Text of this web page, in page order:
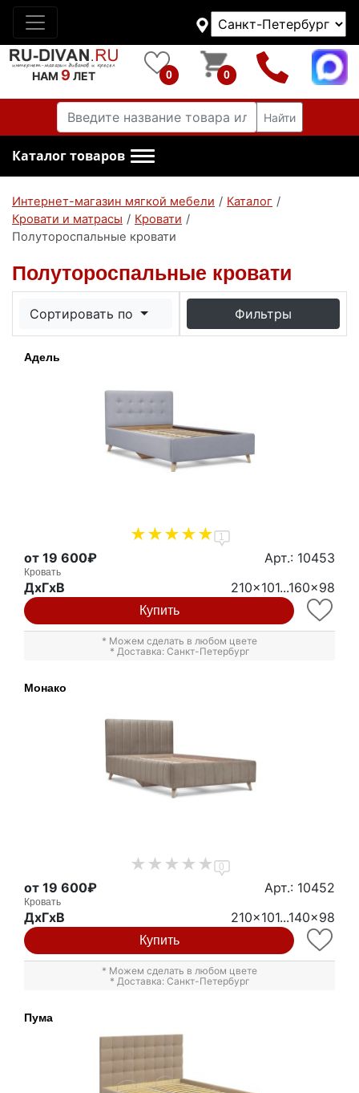
НАМ 9 ЛЕТ 0 0
Найти
Каталог товаров
Интернет-магазин мягкой мебели / Каталог /
Кровати и матрасы / Кровати /
Полутороспальные кровати
Полутороспальные кровати
Сортировать по Фильтры
Адель
1
от 19 600₽ Арт.: 10453
Кровать
ДxГxВ 210x101...160x98
Купить
* Можем сделать в любом цвете
* Доставка: Санкт-Петербург
Монако
0
от 19 600₽ Арт.: 10452
Кровать
ДxГxВ 210x101...140x98
Купить
* Можем сделать в любом цвете
* Доставка: Санкт-Петербург
Пума